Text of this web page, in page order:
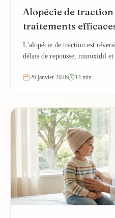
Alopécie de traction
traitements
L'alopécie de traction est
délais de repousse, minoxidil
26 janvier 2026 14 min